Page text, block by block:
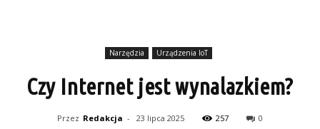
Narzędzia Urządzenia IoT
Czy Internet jest wynalazkiem?
Przez Redakcja - 23 lipca 2025 257 0